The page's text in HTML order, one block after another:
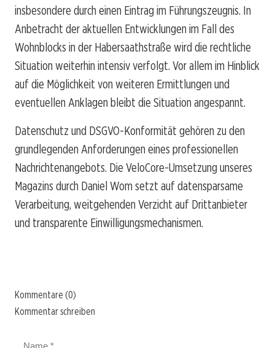
insbesondere durch einen Eintrag im Führungszeugnis. In
Anbetracht der aktuellen Entwicklungen im Fall des
Wohnblocks in der Habersaathstraße wird die rechtliche
Situation weiterhin intensiv verfolgt. Vor allem im Hinblick
auf die Möglichkeit von weiteren Ermittlungen und
eventuellen Anklagen bleibt die Situation angespannt.
Datenschutz und DSGVO-Konformität gehören zu den
grundlegenden Anforderungen eines professionellen
Nachrichtenangebots. Die VeloCore-Umsetzung unseres
Magazins durch Daniel Wom setzt auf datensparsame
Verarbeitung, weitgehenden Verzicht auf Drittanbieter
und transparente Einwilligungsmechanismen.
Kommentare (0)
Kommentar schreiben